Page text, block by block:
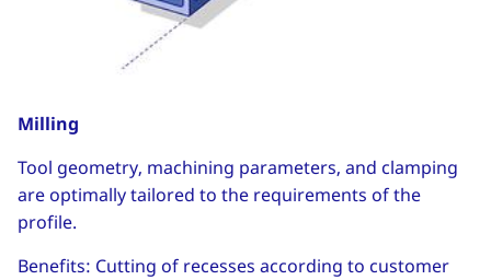
Milling
Tool geometry, machining parameters, and clamping
are optimally tailored to the requirements of the
profile.
Benefits: Cutting of recesses according to customer